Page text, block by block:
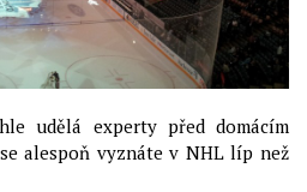
udělá experty před domácím
alespoň vyznáte v NHL líp než